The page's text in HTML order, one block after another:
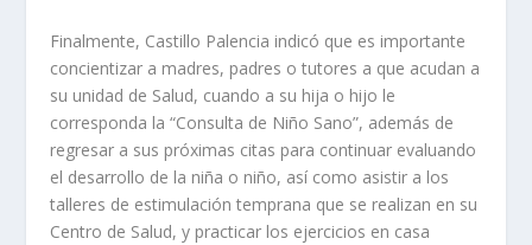
Finalmente, Castillo Palencia indicó que es importante
concientizar a madres, padres o tutores a que acudan a
su unidad de Salud, cuando a su hija o hijo le
corresponda la “Consulta de Niño Sano”, además de
regresar a sus próximas citas para continuar evaluando
el desarrollo de la niña o niño, así como asistir a los
talleres de estimulación temprana que se realizan en su
Centro de Salud, y practicar los ejercicios en casa